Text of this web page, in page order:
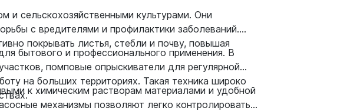
сельскохозяйственными культурами. Они
с вредителями и профилактики заболеваний.
покрывать листья, стебли и почву, повышая
бытового и профессионального применения. В
помповые опрыскиватели для регулярной
на больших территориях. Такая техника широко
к химическим растворам материалами и удобной
механизмы позволяют легко контролировать